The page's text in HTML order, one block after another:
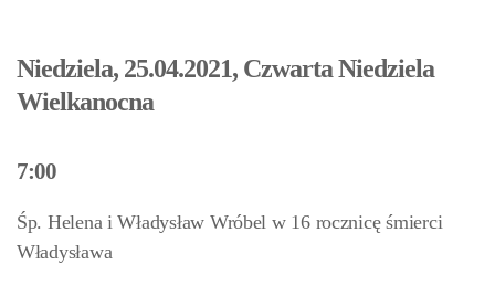
Niedziela, 25.04.2021, Czwarta Niedziela
Wielkanocna
7:00
Śp. Helena i Władysław Wróbel w 16 rocznicę śmierci
Władysława